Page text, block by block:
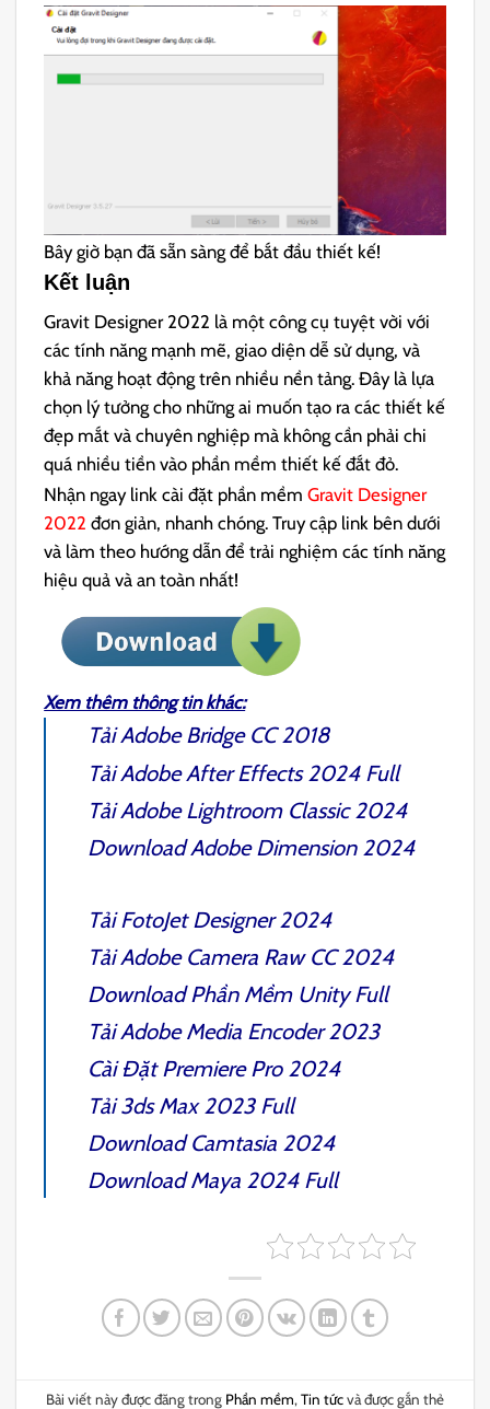
Bây giờ bạn đã sẵn sàng để bắt đầu thiết kế!
Kết luận
Gravit Designer 2022 là một công cụ tuyệt vời với
các tính năng mạnh mẽ, giao diện dễ sử dụng, và
khả năng hoạt động trên nhiều nền tảng. Đây là lựa
chọn lý tưởng cho những ai muốn tạo ra các thiết kế
đẹp mắt và chuyên nghiệp mà không cần phải chi
quá nhiều tiền vào phần mềm thiết kế đắt đỏ.
Nhận ngay link cài đặt phần mềmGravit Designer
2022 đơn giản, nhanh chóng. Truy cập link bên dưới
và làm theo hướng dẫn để trải nghiệm các tính năng
hiệu quả và an toàn nhất!
Xem thêm thông tin khác:
TảiAdobe Bridge CC 2018
TảiAdobe After Effects 2024Full
TảiAdobe Lightroom Classic 2024
DownloadAdobe Dimension 2024
TảiFotoJet Designer 2024
TảiAdobe Camera Raw CC 2024
Download Phần Mềm UnityFull
TảiAdobe Media Encoder 2023
Cài Đặt Premiere Pro 2024
Tải3ds Max 2023 Full
DownloadCamtasia 2024
DownloadMaya 2024 Full
Bài viết này được đăng trong Phần mềm, Tin tứcvà được gắn thẻ